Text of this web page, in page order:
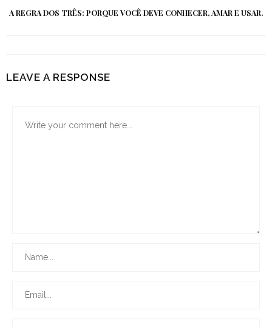
A REGRA DOS TRÊS: PORQUE VOCÊ DEVE CONHECER, AMAR E USAR.
LEAVE A RESPONSE